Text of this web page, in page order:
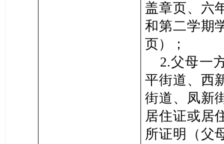
盖章页、六
和第二学期
页）；
2.父母一
平街道、西
街道、凤新
居住证或居
所证明（父